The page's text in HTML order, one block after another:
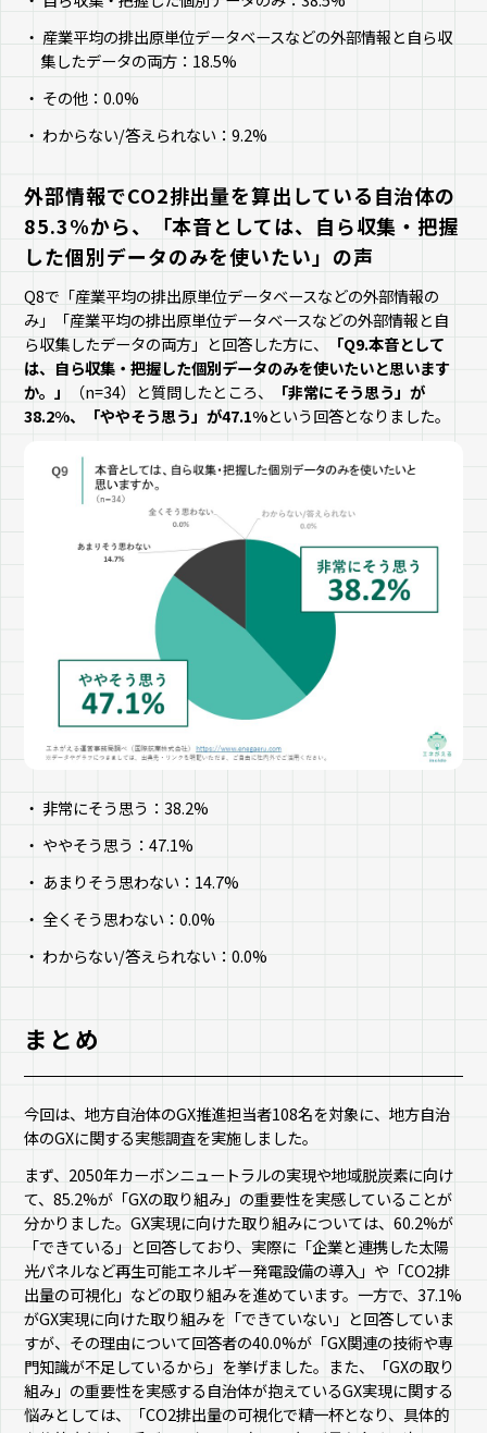
産業平均の排出原単位データベースなどの外部情報と自ら収
集したデータの両方：18.5%
その他：0.0%
わからない/答えられない：9.2%
外部情報でCO2排出量を算出している自治体の
85.3%から、「本音としては、自ら収集・把握
した個別データのみを使いたい」の声
Q8で「産業平均の排出原単位データベースなどの外部情報の
み」「産業平均の排出原単位データベースなどの外部情報と自
ら収集したデータの両方」と回答した方に、
「Q9.本音として
は、自ら収集・把握した個別データのみを使いたいと思います
か。」
（n=34）と質問したところ、
「非常にそう思う」が
38.2%、「ややそう思う」が47.1%という回答となりました。
非常にそう思う：38.2%
ややそう思う：47.1%
あまりそう思わない：14.7%
全くそう思わない：0.0%
わからない/答えられない：0.0%
まとめ
今回は、地方自治体のGX推進担当者108名を対象に、地方自治
体のGXに関する実態調査を実施しました。
まず、2050年カーボンニュートラルの実現や地域脱炭素に向け
て、85.2%が「GXの取り組み」の重要性を実感していることが
分かりました。GX実現に向けた取り組みについては、60.2%が
「できている」と回答しており、実際に「企業と連携した太陽
光パネルなど再生可能エネルギー発電設備の導入」や「CO2排
出量の可視化」などの取り組みを進めています。一方で、37.1%
がGX実現に向けた取り組みを「できていない」と回答していま
すが、その理由について回答者の40.0%が「GX関連の技術や専
門知識が不足しているから」を挙げました。また、「GXの取り
組み」の重要性を実感する自治体が抱えているGX実現に関する
悩みとしては、「CO2排出量の可視化で精一杯となり、具体的